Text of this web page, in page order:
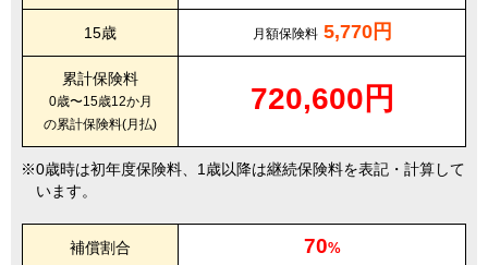
15歳 月額保険料 5,770円
累計保険料
0歳〜15歳12か月
の累計保険料(月払)
720,600円
0歳時は初年度保険料、1歳以降は継続保険料を表記・計算して
います。
補償割合 70%